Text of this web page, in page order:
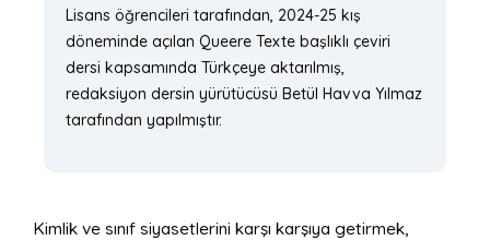
Lisans öğrencileri tarafından, 2024-25 kış
döneminde açılan Queere Texte başlıklı çeviri
dersi kapsamında Türkçeye aktarılmış,
redaksiyon dersin yürütücüsü Betül Havva Yılmaz
tarafından yapılmıştır.
Kimlik ve sınıf siyasetlerini karşı karşıya getirmek,